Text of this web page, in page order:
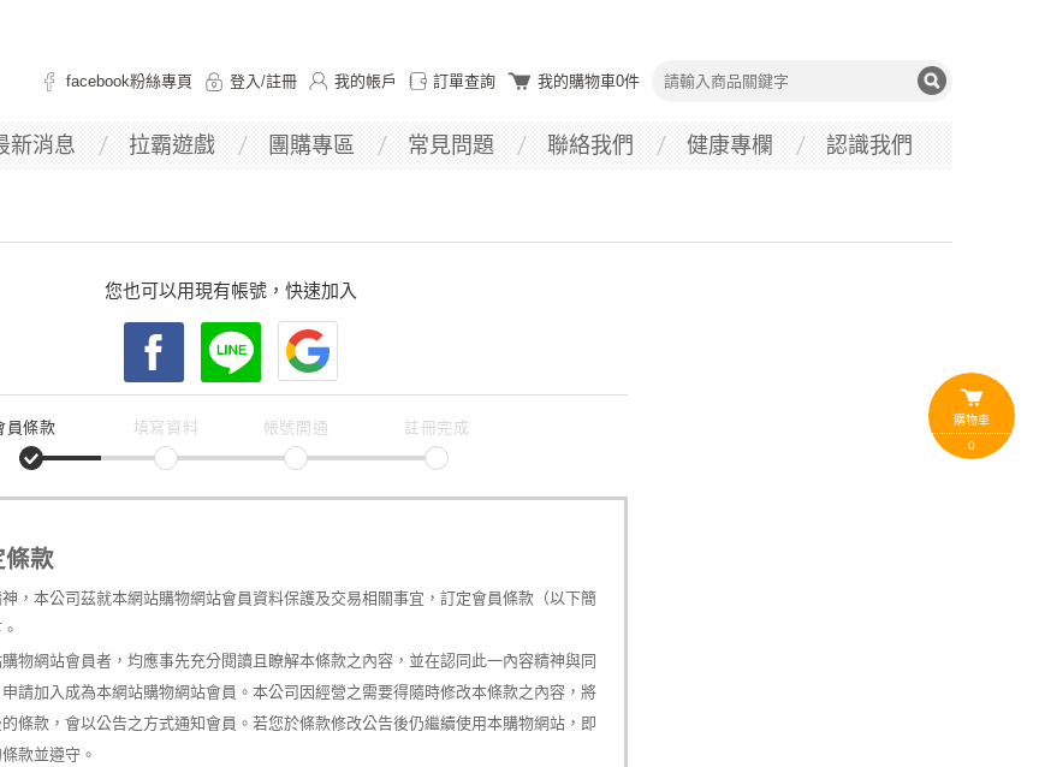
facebook粉絲專頁 登入/註冊 我的帳戶 訂單查詢 我的購物車0件
新消息 拉霸遊戲 團購專區 常見問題 聯絡我們 健康專欄 認識我們
購物車
0
您也可以用現有帳號，快速加入
員條款 填寫資料 帳號開通 註冊完成
條款
，本公司茲就本網站購物網站會員資料保護及交易相關事宜，訂定會員條款（以下簡
物網站會員者，均應事先充分閱讀且瞭解本條款之內容，並在認同此一內容精神與同
請加入成為本網站購物網站會員。本公司因經營之需要得隨時修改本條款之內容，將
條款，會以公告之方式通知會員。若您於條款修改公告後仍繼續使用本購物網站，即
款並遵守。